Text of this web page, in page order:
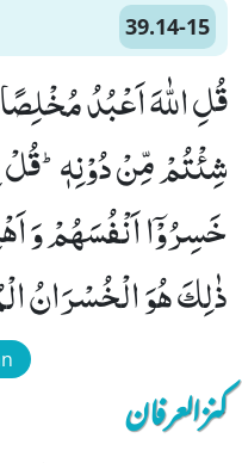
39.14-15
شِئْتُمْ مِّنْ دُوْنِهٖؕ-
خَسِرُوْۤا اَنْفُسَهُمْ وَ
ذٰلِكَ هُوَ الْخُسْرَانُ
کنزالعرفان